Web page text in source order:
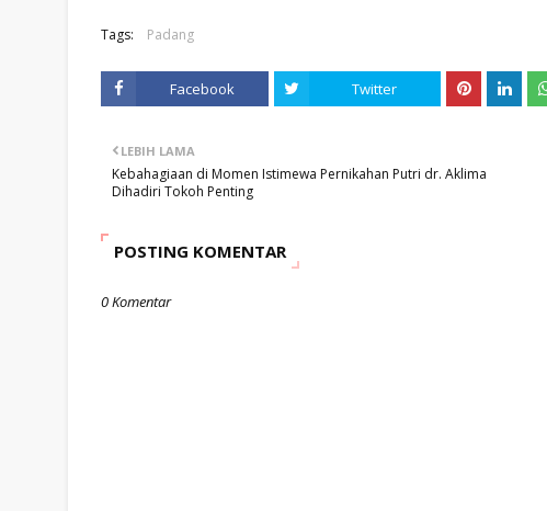
Tags: Padang
Facebook Twitter
LEBIH LAMA
Kebahagiaan di Momen Istimewa Pernikahan Putri dr. Aklima
Dihadiri Tokoh Penting
POSTING KOMENTAR
0 Komentar